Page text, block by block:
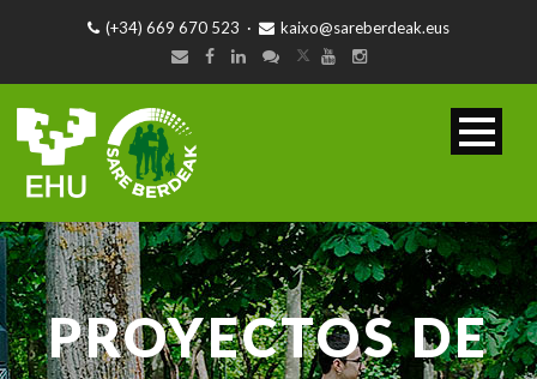
(+34) 669 670 523 · kaixo@sareberdeak.eus
PROYECTOS DE